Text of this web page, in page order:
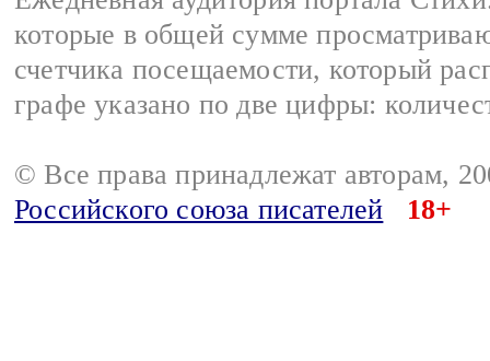
которые в общей сумме
счетчика посещаемости, который
графе указано по две цифры:
© Все права принадлежат авторам,
Российского союза писателей
18+